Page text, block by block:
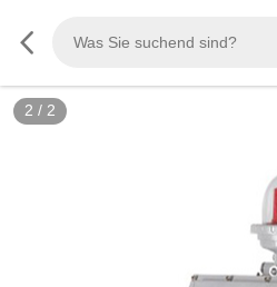
2 / 2